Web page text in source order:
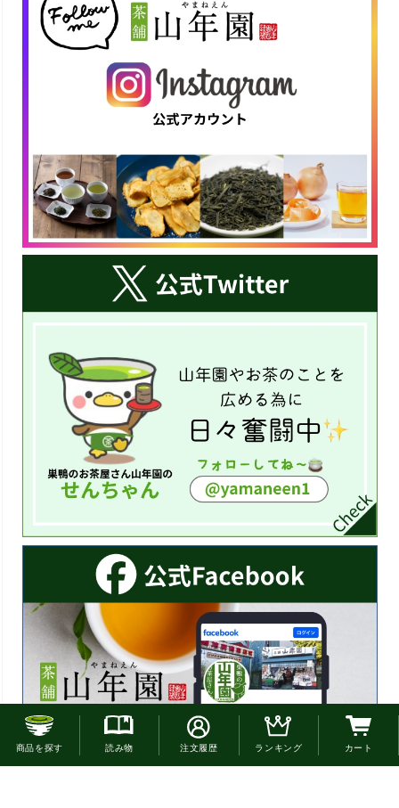
お電話でのご注文はこちら
商品を探す 読み物 注文履歴 ランキング カート